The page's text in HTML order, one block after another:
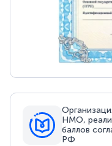
НМО,
баллов
РФ